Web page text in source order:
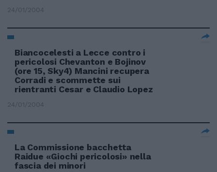
24/01/2004
Biancocelesti a Lecce contro i
pericolosi Chevanton e Bojinov
(ore 15, Sky4) Mancini recupera
Corradi e scommette sui
rientranti Cesar e Claudio Lopez
24/01/2004
La Commissione bacchetta
Raidue «Giochi pericolosi» nella
fascia dei minori